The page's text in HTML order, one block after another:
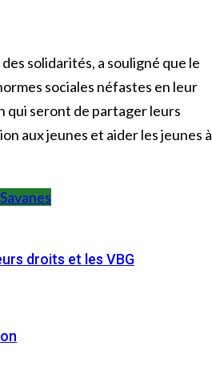
solidarités, a souligné que le
sociales néfastes en leur
qui seront de partager leurs
aux jeunes et aider les jeunes à
droits et les VBG